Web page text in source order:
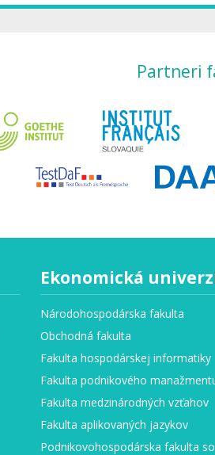
Partneri
Ekonomická
Národohospodárska fakulta
Obchodná fakulta
Fakulta hospodárskej informatiky
Fakulta podnikového
Fakulta medzinárodných vzťahov
Fakulta aplikovaných jazykov
Podnikovohospodárska fakulta